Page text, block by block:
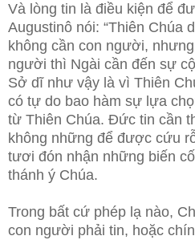
Và lòng tin là điều kiện để
Augustinô nói: “Thiên Chúa
không cần con người,
người thì Ngài cần đến sự
Sở dĩ như vậy là vì Thiên
có tự do bao hàm sự lựa
từ Thiên Chúa. Đức tin cần
không những để được cứu
tươi đón nhận những biến
thánh ý Chúa.
Trong bất cứ phép lạ nào,
con người phải tin, hoặc